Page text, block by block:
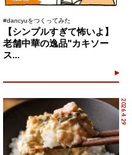
#dancyuをつくってみた
【シンプルすぎて怖いよ】
老舗中華の逸品"カキソー
ス...
2026.4.29